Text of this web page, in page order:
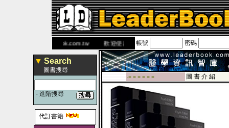
www.leaderbook.com.tw歡迎使用 國民旅遊卡！！
帳號 密碼
▼ Search
圖書搜尋
- 進階搜尋
代訂書籍
-■ ■ ■ ■ ■ ■ 圖 書 介 紹